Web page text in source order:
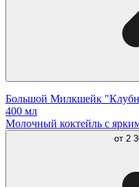
Большой Милкшейк
400 мл
Молочный коктейль с
от 2